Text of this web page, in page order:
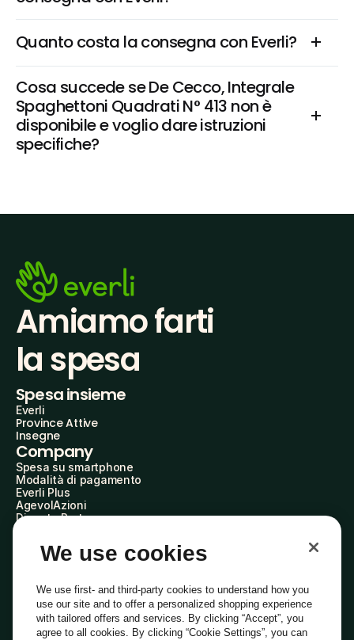
Quanto costa la consegna con Everli?
Cosa succede se De Cecco, Integrale
Spaghettoni Quadrati N° 413 non è
disponibile e voglio dare istruzioni
specifiche?
Amiamo farti
la spesa
Spesa insieme
Everli
Province Attive
Insegne
Company
Spesa su smartphone
Modalità di pagamento
Everli Plus
AgevolAzioni
Diventa Partner
Everli Shoppers
About Us
Everli News
Domande frequenti
Lavora con noi
Diventa Shopper
We use cookies
We use first- and third-party cookies to understand how you
use our site and to offer a personalized shopping experience
with tailored offers and services. By clicking “Accept”, you
agree to all cookies. By clicking “Cookie Settings”, you can